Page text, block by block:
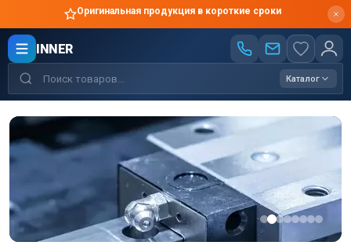
Производство по чертежам
INNER
Каталог